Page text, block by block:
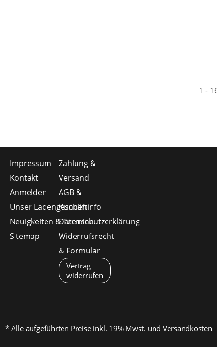
1 -
Impressum
Kontakt
Anmelden
Unser Ladengeschäft
Neuigkeiten & Termine
Sitemap
Zahlung &
Versand
AGB &
Kundeninfo
Datenschutzerklärung
Widerrufsrecht
& Formular
Vertrag
widerrufen
* Alle aufgeführten Preise inkl. 19% Mwst. und Versandkosten